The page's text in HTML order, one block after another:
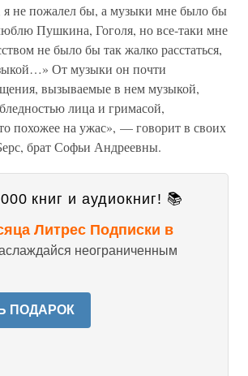
я не пожалел бы, а музыки мне было бы
Пушкина, Гоголя, но все-таки мне
не было бы так жалко расстаться,
От музыки он почти
вызываемые в нем музыкой,
лица и гримасой,
похожее на ужас», — говорит в своих
брат Софьи Андреевны.
книг и аудиокниг! 📚
Литрес Подписки в
неограниченным
ПОДАРОК